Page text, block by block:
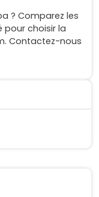
? Comparez les
pour choisir la
Contactez-nous